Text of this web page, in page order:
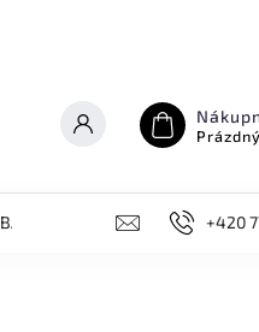
NOVINKY, AKCE+420